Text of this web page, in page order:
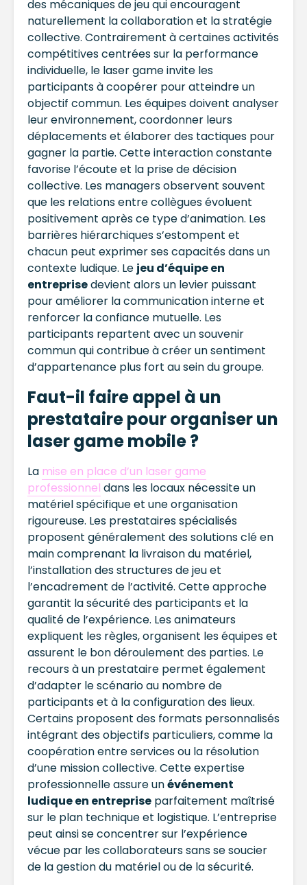
des mécaniques de jeu qui encouragent
naturellement la collaboration et la stratégie
collective. Contrairement à certaines activités
compétitives centrées sur la performance
individuelle, le laser game invite les
participants à coopérer pour atteindre un
objectif commun. Les équipes doivent analyser
leur environnement, coordonner leurs
déplacements et élaborer des tactiques pour
gagner la partie. Cette interaction constante
favorise l’écoute et la prise de décision
collective. Les managers observent souvent
que les relations entre collègues évoluent
positivement après ce type d’animation. Les
barrières hiérarchiques s’estompent et
chacun peut exprimer ses capacités dans un
contexte ludique. Le jeu d’équipe en
entreprisedevient alors un levier puissant
pour améliorer la communication interne et
renforcer la confiance mutuelle. Les
participants repartent avec un souvenir
commun qui contribue à créer un sentiment
d’appartenance plus fort au sein du groupe.
Faut-il faire appel à un
prestataire pour organiser un
laser game mobile ?
La mise en place d’un laser game
professionnel dans les locaux nécessite un
matériel spécifique et une organisation
rigoureuse. Les prestataires spécialisés
proposent généralement des solutions clé en
main comprenant la livraison du matériel,
l’installation des structures de jeu et
l’encadrement de l’activité. Cette approche
garantit la sécurité des participants et la
qualité de l’expérience. Les animateurs
expliquent les règles, organisent les équipes et
assurent le bon déroulement des parties. Le
recours à un prestataire permet également
d’adapter le scénario au nombre de
participants et à la configuration des lieux.
Certains proposent des formats personnalisés
intégrant des objectifs particuliers, comme la
coopération entre services ou la résolution
d’une mission collective. Cette expertise
professionnelle assure unévénement
ludique en entreprise parfaitement maîtrisé
sur le plan technique et logistique. L’entreprise
peut ainsi se concentrer sur l’expérience
vécue par les collaborateurs sans se soucier
de la gestion du matériel ou de la sécurité.